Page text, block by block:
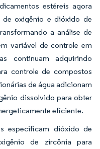
estéreis agora
de oxigênio e dióxido de
a análise de
variável de controle em
continuam adquirindo
controle de compostos
de água adicionam
dissolvido para obter
eficiente.
especificam dióxido de
de zircônia para